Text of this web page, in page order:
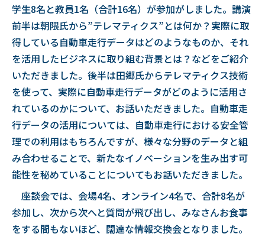
学生8名と教員1名（合計16名）が参加がしました。講演
前半は朝隈氏から”テレマティクス”とは何か？実際に取
得している自動車走行データはどのようなものか、それ
を活用したビジネスに取り組む背景とは？などをご紹介
いただきました。後半は田郷氏からテレマティクス技術
を使って、実際に自動車走行データがどのように活用さ
れているのかについて、お話いただきました。自動車走
行データの活用については、自動車走行における安全管
理での利用はもちろんですが、様々な分野のデータと組
み合わせることで、新たなイノベーションを生み出す可
能性を秘めていることについてもお話いただきました。
座談会では、会場4名、オンライン4名で、合計8名が
参加し、次から次へと質問が飛び出し、みなさんお食事
をする間もないほど、闊達な情報交換会となりました。